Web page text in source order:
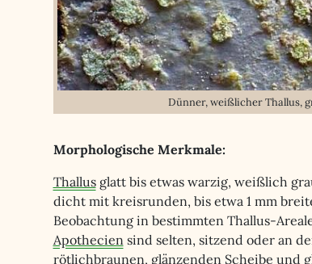
Dünner, weißlicher Thallus,
Morphologische Merkmale:
Thallusglatt bis etwas warzig, weißlich
dicht mit kreisrunden, bis etwa 1 mm
Beobachtung in bestimmten Thallus-
Apotheciensind selten, sitzend oder an
rötlichbraunen, glänzenden Scheibe und